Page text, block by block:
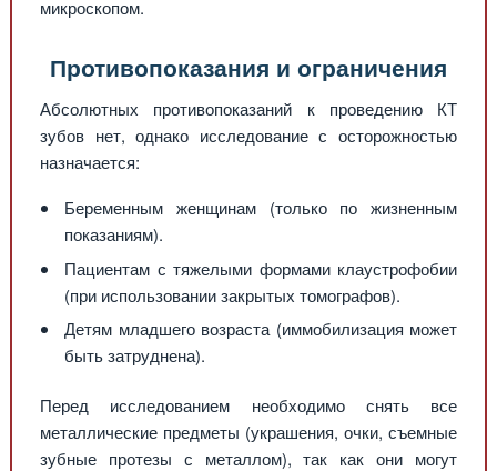
микроскопом.
Противопоказания и ограничения
Абсолютных противопоказаний к проведению КТ
зубов нет, однако исследование с осторожностью
назначается:
Беременным женщинам (только по жизненным
показаниям).
Пациентам с тяжелыми формами клаустрофобии
(при использовании закрытых томографов).
Детям младшего возраста (иммобилизация может
быть затруднена).
Перед исследованием необходимо снять все
металлические предметы (украшения, очки, съемные
зубные протезы с металлом), так как они могут